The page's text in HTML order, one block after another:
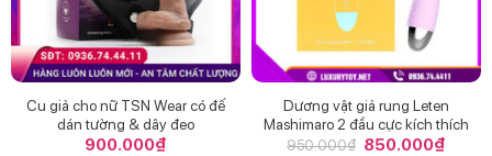
Cu giả cho nữ TSN Wear có đế
dán tường & dây đeo
900.000₫
Dương vật giả rung Leten
Mashimaro 2 đầu cực kích thích
950.000₫ Giá
850.000₫Giá